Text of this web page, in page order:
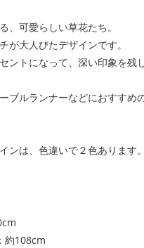
、可愛らしい草花たち。
が大人びたデザインです。
ントになって、深い印象を残
ブルランナーなどにおすすめ
ンは、色違いで２色あります。
約108cm